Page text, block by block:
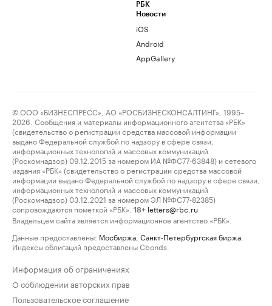
РБК
Новости
iOS
Android
AppGallery
© ООО «БИЗНЕСПРЕСС», АО «РОСБИЗНЕСКОНСАЛТИНГ», 1995–
2026. Сообщения и материалы информационного агентства «РБК»
(свидетельство о регистрации средства массовой информации
выдано Федеральной службой по надзору в сфере связи,
информационных технологий и массовых коммуникаций
(Роскомнадзор) 09.12.2015 за номером ИА №ФС77-63848) и сетевого
издания «РБК» (свидетельство о регистрации средства массовой
информации выдано Федеральной службой по надзору в сфере связи,
информационных технологий и массовых коммуникаций
(Роскомнадзор) 03.12.2021 за номером ЭЛ №ФС77-82385)
сопровождаются пометкой «РБК».
18+ letters@rbc.ru
Владельцем сайта является информационное агентство «РБК».
Данные предоставлены: Мосбиржа Санкт-Петербургская биржа
Индексы облигаций предоставлены Cbonds.
Информация об ограничениях
О соблюдении авторских прав
Пользовательское соглашение